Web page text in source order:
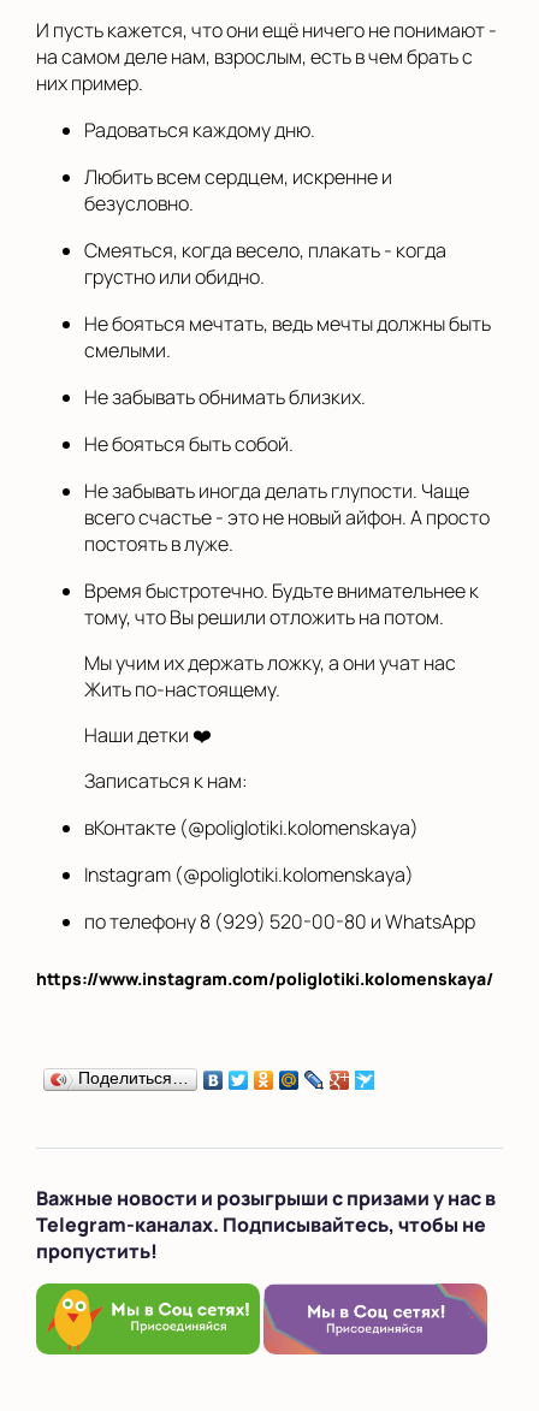
И пусть кажется, что они ещё ничего не понимают -
на самом деле нам, взрослым, есть в чем брать с
них пример.
Радоваться каждому дню.
Любить всем сердцем, искренне и
безусловно.
Смеяться, когда весело, плакать - когда
грустно или обидно.
Не бояться мечтать, ведь мечты должны быть
смелыми.
Не забывать обнимать близких.
Не бояться быть собой.
Не забывать иногда делать глупости. Чаще
всего счастье - это не новый айфон. А просто
постоять в луже.
Время быстротечно. Будьте внимательнее к
тому, что Вы решили отложить на потом.
Мы учим их держать ложку, а они учат нас
Жить по-настоящему.
Наши детки ❤️
Записаться к нам:
вКонтакте (@poliglotiki.kolomenskaya)
Instagram (@poliglotiki.kolomenskaya)
по телефону 8 (929) 520-00-80 и WhatsApp
https://www.instagram.com/poliglotiki.kolomenskaya/
Поделиться…
Важные новости и розыгрыши с призами у нас в
Telegram-каналах. Подписывайтесь, чтобы не
пропустить!